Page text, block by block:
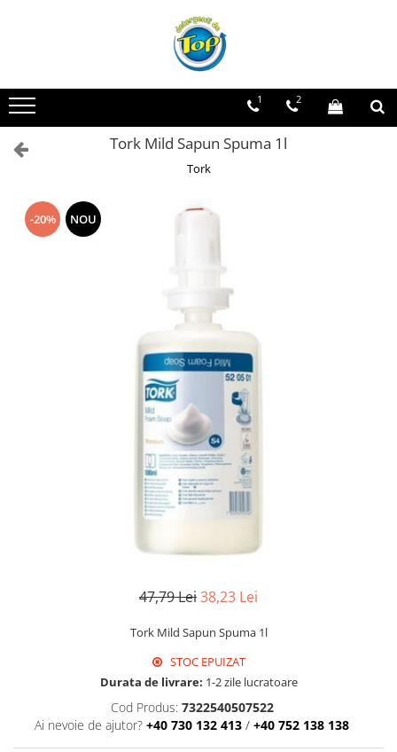
Ingrijire Casa
Detergenti Rufe
Detergenti Pudra
Detergenti Curatenie Casa
Detergenti Curatenie Casa
Detergent Pentru Pete
Produse Pentru Baie
Odorizant Vas WC
1 2
Tork Mild Sapun Spuma 1l
Tork
-20% NOU
47,79 Lei38,23 Lei
Tork Mild Sapun Spuma 1l
STOC EPUIZAT
Durata de livrare: 1-2 zile lucratoare
Cod Produs: 7322540507522
Ai nevoie de ajutor? +40 730 132 413 / +40 752 138 138